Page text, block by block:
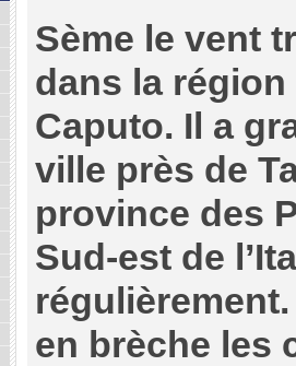
Sème le vent
dans la
Caputo. Il a
ville près de
province des
Sud-est de
en brèche les